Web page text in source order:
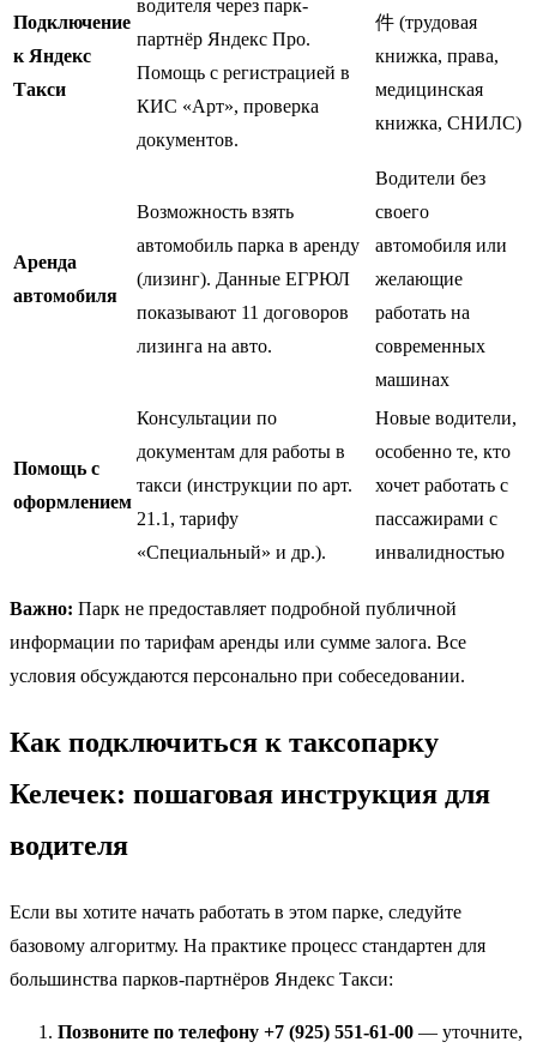
Подключение
к Яндекс
Такси
водителя через парк-
партнёр Яндекс Про.
Помощь с регистрацией в
КИС «Арт», проверка
документов.
件 (трудовая
книжка, права,
медицинская
книжка, СНИЛС)
Аренда
автомобиля
Возможность взять
автомобиль парка в аренду
(лизинг). Данные ЕГРЮЛ
показывают 11 договоров
лизинга на авто.
Водители без
своего
автомобиля или
желающие
работать на
современных
машинах
Помощь с
оформлением
Консультации по
документам для работы в
такси (инструкции по арт.
21.1, тарифу
«Специальный» и др.).
Новые водители,
особенно те, кто
хочет работать с
пассажирами с
инвалидностью
Важно: Парк не предоставляет подробной публичной
информации по тарифам аренды или сумме залога. Все
условия обсуждаются персонально при собеседовании.
Как подключиться к таксопарку
Келечек: пошаговая инструкция для
водителя
Если вы хотите начать работать в этом парке, следуйте
базовому алгоритму. На практике процесс стандартен для
большинства парков-партнёров Яндекс Такси:
Позвоните по телефону +7 (925) 551-61-00 — уточните,